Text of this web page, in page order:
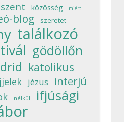
szent közösség miért
blog szeretet
találkozó
gödöllőn
katolikus
jézus interjú
nélkül ifjúsági